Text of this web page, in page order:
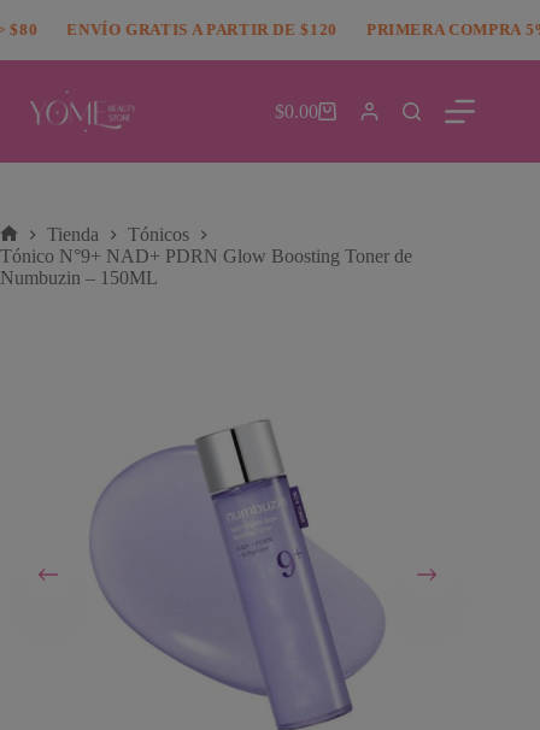
al
ENVÍO GRATIS A PARTIR DE $120 PRIMERA COMPRA 5%
Carro
compra
$0.00
Inicio
Tienda
Tónicos
Tónico N°9+ NAD+ PDRN Glow Boosting Toner de
Numbuzin – 150ML